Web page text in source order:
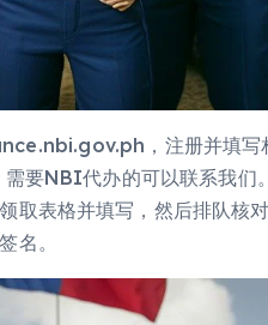
，注册并填写
要NBI代办的可以联系我
取表格并填写，然后排队核
名。